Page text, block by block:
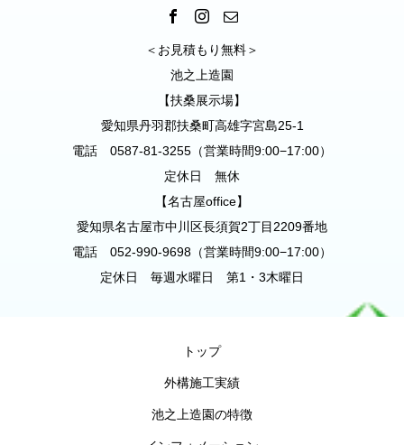
＜お見積もり無料＞
池之上造園
【扶桑展示場】
愛知県丹羽郡扶桑町高雄字宮島25-1
電話 0587-81-3255（営業時間9:00−17:00）
定休日 無休
【名古屋office】
愛知県名古屋市中川区長須賀2丁目2209番地
電話 052-990-9698（営業時間9:00−17:00）
定休日 毎週水曜日 第1・3木曜日
トップ
外構施工実績
池之上造園の特徴